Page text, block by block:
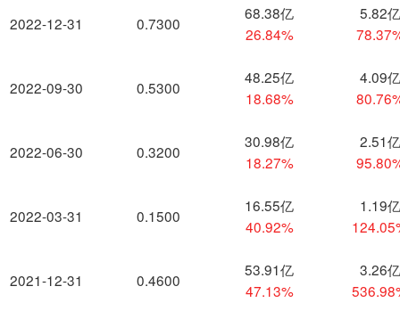
2022-12-31
2022-09-30
2022-06-30
2022-03-31
2021-12-31
0.7300
68.38亿
26.84%
5.82亿
0.5300
48.25亿
18.68%
4.09亿
0.3200
30.98亿
18.27%
2.51亿
0.1500
16.55亿
40.92%
1.19亿
0.4600
53.91亿
47.13%
3.26亿